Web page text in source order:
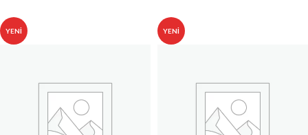
YENI YENI